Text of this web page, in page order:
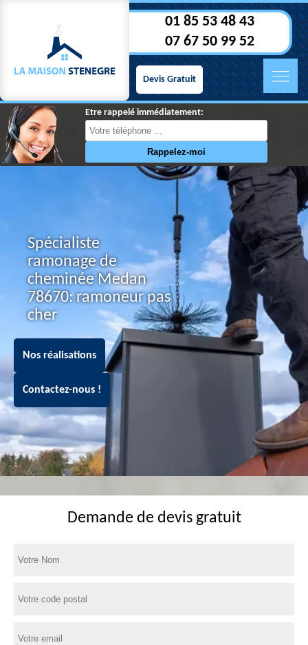
01 85 53 48 43
07 67 50 99 52
Devis Gratuit
Etre rappelé immédiatement:
Spécialiste
ramonage de
cheminée Medan
78670: ramoneur pas
cher
Nos réalisations
Contactez-nous !
Demande de devis gratuit